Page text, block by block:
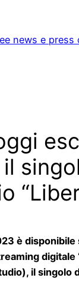
news e press
è disponibile
digitale
il singolo